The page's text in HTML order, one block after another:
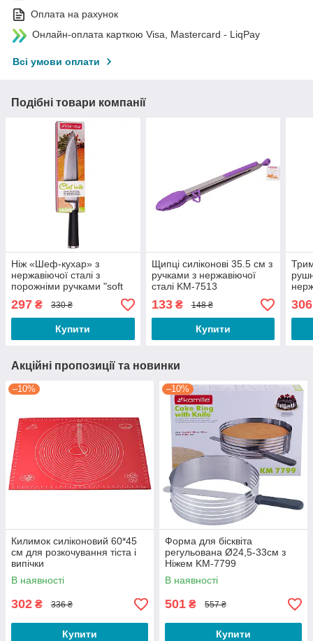
Оплата на рахунок
Онлайн-оплата карткою Visa, Mastercard - LiqPay
Всі умови оплати
Подібні товари компанії
Ніж «Шеф-кухар» з
нержавіючої сталі з
порожніми ручками "soft
touch (лезо 20см, рукоятка
14.5 см),
297 ₴ 330 ₴
Купити
Щипці силіконові 35.5 см з
ручками з нержавіючої
сталі KM-7513
133₴ 148 ₴
Купити
306
Акційні пропозиції та новинки
–10%
Килимок силіконовий 60*45
см для розкочування тіста і
випічки
В наявності
302 ₴ 336 ₴
Купити
–10%
Форма для бісквіта
регульована Ø24,5-33см з
Ніжем KM-7799
В наявності
501 ₴ 557 ₴
Купити